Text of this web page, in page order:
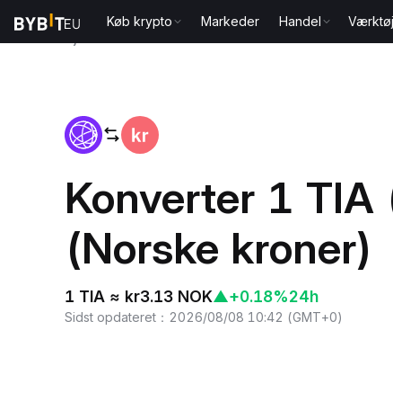
Køb krypto Markeder Handel
Konverter 1 TIA
(Norske kroner)
1 TIA ≈ kr3.13 NOK▲+0.18%24h
Sidst opdateret ： 2026/08/08 10:42 (GMT+0)